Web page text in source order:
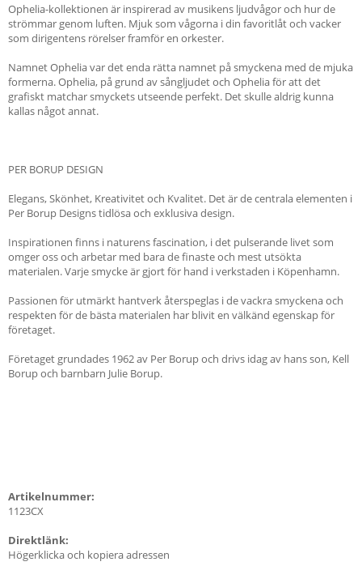
Ophelia-kollektionen är inspirerad av musikens ljudvågor och hur de
strömmar genom luften. Mjuk som vågorna i din favoritlåt och vacker
som dirigentens rörelser framför en orkester.
Namnet Ophelia var det enda rätta namnet på smyckena med de mjuka
formerna. Ophelia, på grund av sångljudet och Ophelia för att det
grafiskt matchar smyckets utseende perfekt. Det skulle aldrig kunna
kallas något annat.
PER BORUP DESIGN
Elegans, Skönhet, Kreativitet och Kvalitet. Det är de centrala elementen i
Per Borup Designs tidlösa och exklusiva design.
Inspirationen finns i naturens fascination, i det pulserande livet som
omger oss och arbetar med bara de finaste och mest utsökta
materialen. Varje smycke är gjort för hand i verkstaden i Köpenhamn.
Passionen för utmärkt hantverk återspeglas i de vackra smyckena och
respekten för de bästa materialen har blivit en välkänd egenskap för
företaget.
Företaget grundades 1962 av Per Borup och drivs idag av hans son, Kell
Borup och barnbarn Julie Borup.
Artikelnummer:
1123CX
Direktlänk:
Högerklicka och kopiera adressen